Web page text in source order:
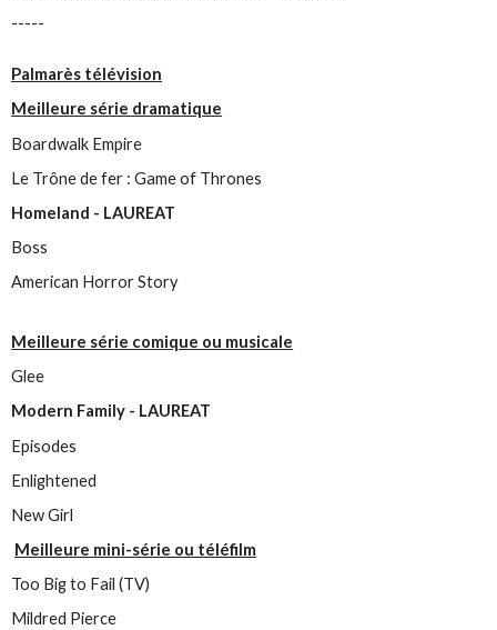
-----
Palmarès télévision
Meilleure série dramatique
Boardwalk Empire
Le Trône de fer : Game of Thrones
Homeland - LAUREAT
Boss
American Horror Story
Meilleure série comique ou musicale
Glee
Modern Family - LAUREAT
Episodes
Enlightened
New Girl
Meilleure mini-série ou téléfilm
Too Big to Fail (TV)
Mildred Pierce